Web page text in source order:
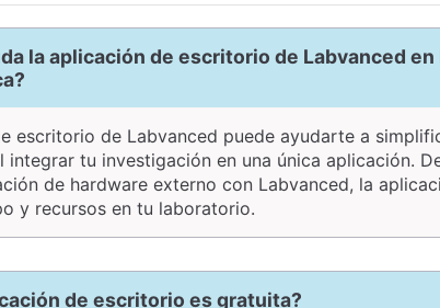
la aplicación de escritorio de Labvanced
escritorio de Labvanced puede ayudarte a
integrar tu investigación en una única aplicación.
de hardware externo con Labvanced, la
y recursos en tu laboratorio.
de escritorio es gratuita?